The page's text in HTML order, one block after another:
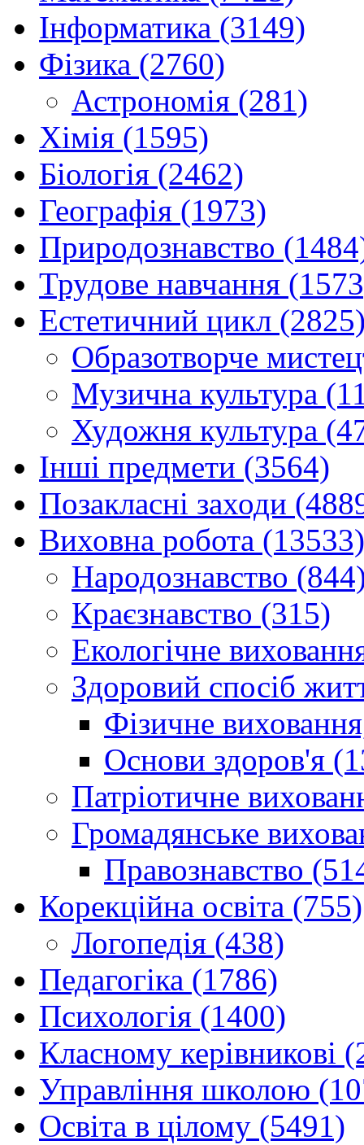
Інформатика (3149)
Фізика (2760)
Астрономія (281)
Хімія (1595)
Біологія (2462)
Географія (1973)
Природознавство
Трудове навчання
Естетичний цикл
Образотворче
Музична культура
Художня культура
Інші предмети (3564)
Позакласні заходи
Виховна робота (13533)
Народознавство
Краєзнавство (315)
Екологічне
Здоровий спосіб
Фізичне
Основи здоров'я
Патріотичне
Громадянське
Правознавство
Корекційна освіта (755)
Логопедія (438)
Педагогіка (1786)
Психологія (1400)
Класному керівникові
Управління школою
Освіта в цілому (5491)